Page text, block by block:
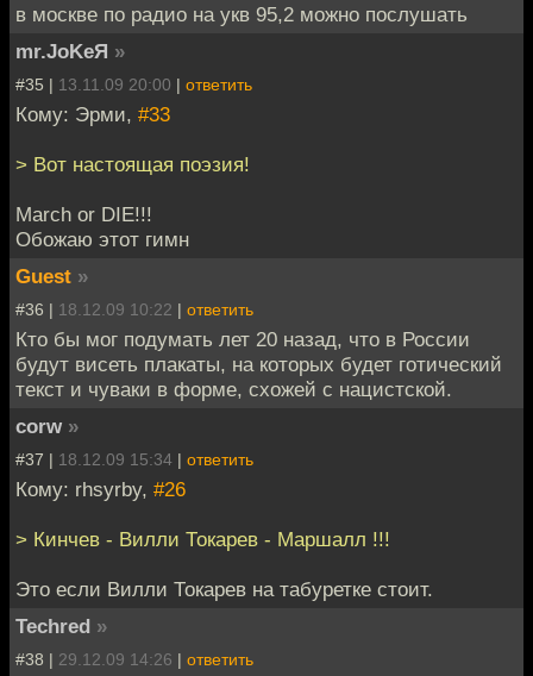
в москве по радио на укв 95,2 можно послушать
mr.JoKeЯ »
#35 | 13.11.09 20:00 | ответить
Кому: Эрми, #33
> Вот настоящая поэзия!
March or DIE!!!
Обожаю этот гимн
Guest »
#36 | 18.12.09 10:22 | ответить
Кто бы мог подумать лет 20 назад, что в России
будут висеть плакаты, на которых будет готический
текст и чуваки в форме, схожей с нацистской.
corw »
#37 | 18.12.09 15:34 | ответить
Кому: rhsyrby, #26
> Кинчев - Вилли Токарев - Маршалл !!!
Это если Вилли Токарев на табуретке стоит.
Techred »
#38 | 29.12.09 14:26 | ответить